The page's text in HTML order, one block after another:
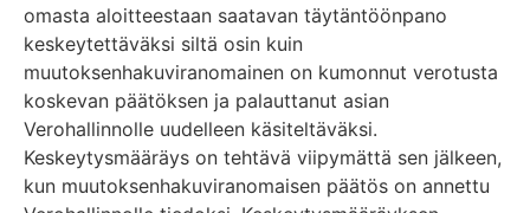
omasta aloitteestaan saatavan täytäntöönpano
keskeytettäväksi siltä osin kuin
muutoksenhakuviranomainen on kumonnut verotusta
koskevan päätöksen ja palauttanut asian
Verohallinnolle uudelleen käsiteltäväksi.
Keskeytysmääräys on tehtävä viipymättä sen jälkeen,
kun muutoksenhakuviranomaisen päätös on annettu